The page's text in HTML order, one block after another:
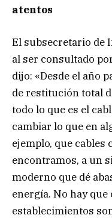
atentos
El subsecretario de
al ser consultado
dijo: «Desde el año
de restitución total
todo lo que es el
cambiar lo que en
ejemplo, que cables
encontramos, a un
moderno que dé
energía. No hay que
establecimientos